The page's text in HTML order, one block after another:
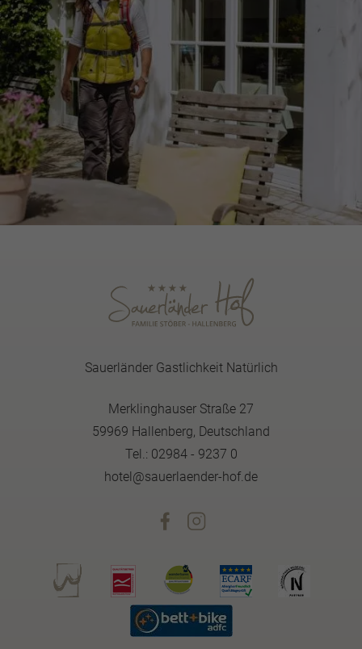
Sauerländer Gastlichkeit Natürlich
Merklinghauser Straße 27
59969 Hallenberg, Deutschland
Tel.: 02984 - 9237 0
hotel@sauerlaender-hof.de